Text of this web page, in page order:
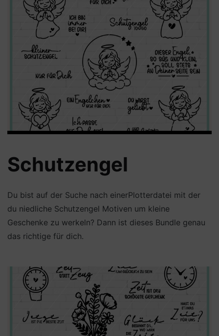
Schutzengel
Du bist auf der Suche nach einerPlotterdatei mit der
du niedliche Schutzengel Motiven um kleine
Geschenke zu werkeln? Dann ist dieses Bundle genau
das richtige für dich.